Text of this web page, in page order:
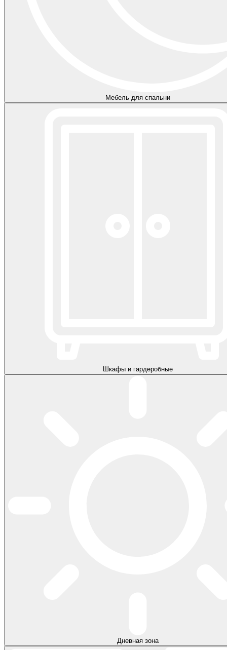
Мебель для спальни
Шкафы и гардеробные
Дневная зона